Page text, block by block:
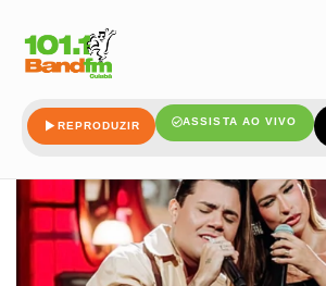
REPRODUZIR ASSISTA AO VIVO